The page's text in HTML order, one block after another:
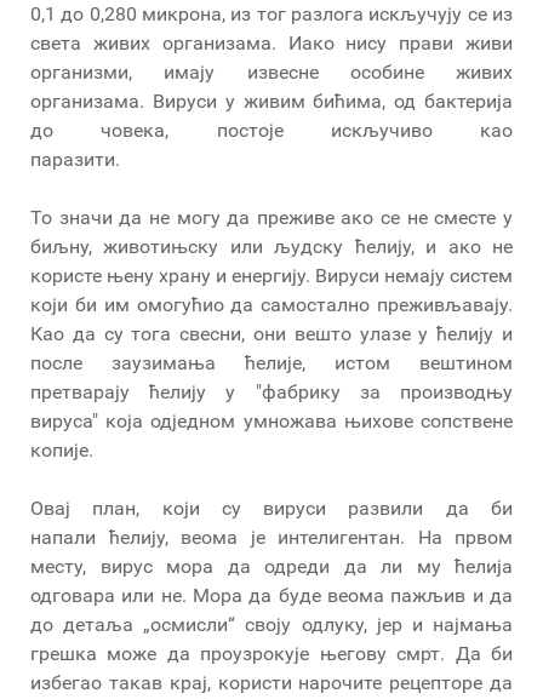
0,1 до 0,280 микрона, из тог разлога искључују се из
света живих организама. Иако нису прави живи
организми, имају извесне особине живих
организама. Вируси у живим бићима, од бактерија
до човека, постоје искључиво као
паразити.
То значи да не могу да преживе ако се не сместе у
биљну, животињску или људску ћелију, и ако не
користе њену храну и енергију. Вируси немају систем
који би им омогућио да самостално преживљавају.
Као да су тога свесни, они вешто улазе у ћелију и
после заузимања ћелије, истом вештином
претварају ћелију у "фабрику за производњу
вируса" која одједном умножава њихове сопствене
копије.
Овај план, који су вируси развили да би
напали ћелију, веома је интелигентан. На првом
месту, вирус мора да одреди да ли му ћелија
одговара или не. Мора да буде веома пажљив и да
до детаља „осмисли“ своју одлуку, јер и најмања
грешка може да проузрокује његову смрт. Да би
избегао такав крај, користи нарочите рецепторе да